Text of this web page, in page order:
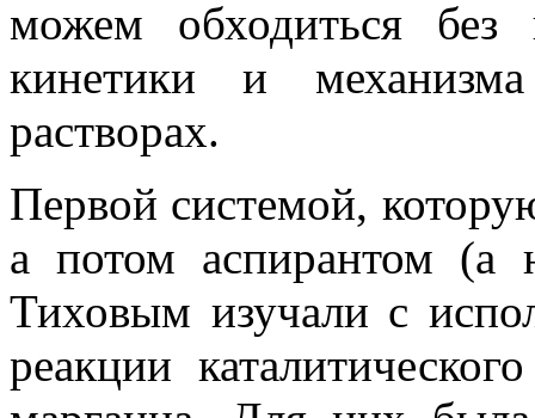
можем обходиться
кинетики и
растворах.
Первой системой,
а потом аспирантом (а
Тиховым изучали с
реакции